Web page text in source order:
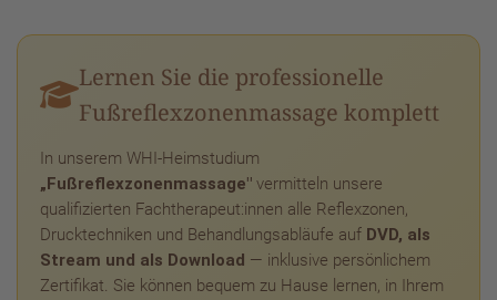
Lernen Sie die professionelle
Fußreflexzonenmassage komplett
In unserem WHI-Heimstudium
„Fußreflexzonenmassage" vermitteln unsere
qualifizierten Fachtherapeut:innen alle Reflexzonen,
Drucktechniken und Behandlungsabläufe auf DVD, als
Stream und als Download — inklusive persönlichem
Zertifikat. Sie können bequem zu Hause lernen, in Ihrem